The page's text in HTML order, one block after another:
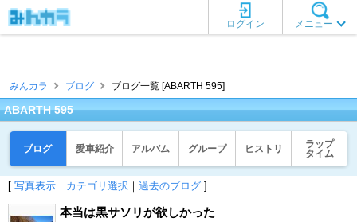
メニュー
ログイン
みんカラ ブログ ブログ一覧 [ABARTH 595]
ABARTH 595
ブログ 愛車紹介 アルバム グループ ヒストリ
ラップ
タイム
[ 写真表示 ｜ カテゴリ選択 ｜ 過去のブログ ]
本当は黒サソリが欲しかった